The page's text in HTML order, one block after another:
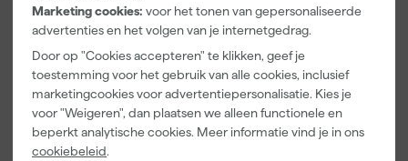
Marketing cookies: voor het tonen van gepersonaliseerde
advertenties en het volgen van je internetgedrag.
Door op "Cookies accepteren" te klikken, geef je
toestemming voor het gebruik van alle cookies, inclusief
marketingcookies voor advertentiepersonalisatie. Kies je
voor "Weigeren", dan plaatsen we alleen functionele en
beperkt analytische cookies. Meer informatie vind je in ons
cookiebeleid.
Adviesprijs 6,00
3,99
incl. BTW
22,00
incl. BTW
3,99
incl. BTW